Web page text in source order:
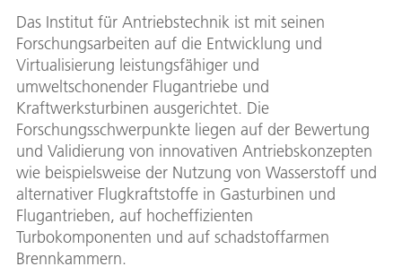
Das Institut für Antriebstechnik ist mit seinen
Forschungsarbeiten auf die Entwicklung und
Virtualisierung leistungsfähiger und
umweltschonender Flugantriebe und
Kraftwerksturbinen ausgerichtet. Die
Forschungsschwerpunkte liegen auf der Bewertung
und Validierung von innovativen Antriebskonzepten
wie beispielsweise der Nutzung von Wasserstoff und
alternativer Flugkraftstoffe in Gasturbinen und
Flugantrieben, auf hocheffizienten
Turbokomponenten und auf schadstoffarmen
Brennkammern.